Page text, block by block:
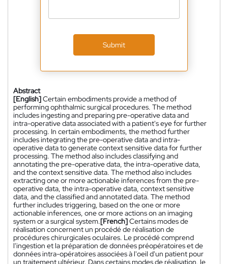
Submit
Abstract
[English]Certain embodiments provide a method of
performing ophthalmic surgical procedures. The method
includes ingesting and preparing pre-operative data and
intra-operative data associated with a patient's eye for further
processing. In certain embodiments, the method further
includes integrating the pre-operative data and intra-
operative data to generate context sensitive data for further
processing. The method also includes classifying and
annotating the pre-operative data, the intra-operative data,
and the context sensitive data. The method also includes
extracting one or more actionable inferences from the pre-
operative data, the intra-operative data, context sensitive
data, and the classified and annotated data. The method
further includes triggering, based on the one or more
actionable inferences, one or more actions on an imaging
system or a surgical system.[French]Certains modes de
réalisation concernent un procédé de réalisation de
procédures chirurgicales oculaires. Le procédé comprend
l'ingestion et la préparation de données préopératoires et de
données intra-opératoires associées à l'oeil d'un patient pour
un traitement ultérieur. Dans certains modes de réalisation, le